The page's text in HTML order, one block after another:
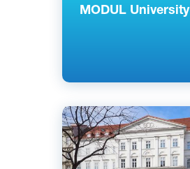
MODUL
Английский
Вена, Австрия
Частный